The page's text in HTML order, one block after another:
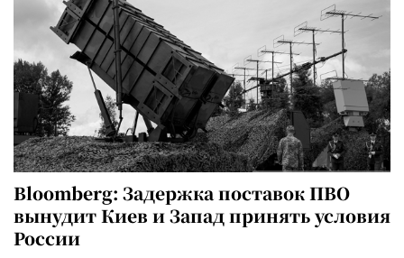
Bloomberg: Задержка поставок ПВО
вынудит Киев и Запад принять условия
России